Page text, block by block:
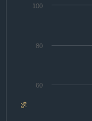
%
60
80
100